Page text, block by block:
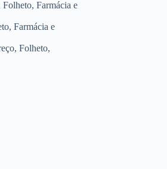
Farmácia e
Farmácia e
Folheto,